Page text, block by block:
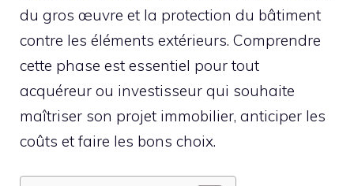
du gros œuvre et la protection du bâtiment
contre les éléments extérieurs. Comprendre
cette phase est essentiel pour tout
acquéreur ou investisseur qui souhaite
maîtriser son projet immobilier, anticiper les
coûts et faire les bons choix.